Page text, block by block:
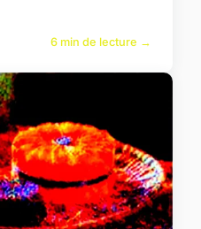
6 min de lecture →